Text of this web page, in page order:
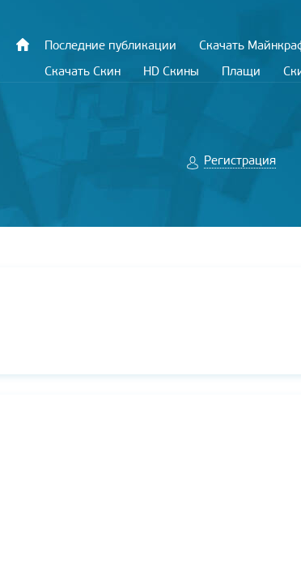
Последние публикации Скачать
Скачать Скин
HD Скины Плащи
Регистрация